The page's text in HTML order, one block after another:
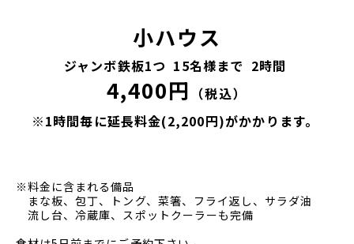
小ハウス
ジャンボ鉄板1つ 15名様まで 2時間
4,400円
※1時間毎に延長料金(2,200円)がかかります。
※料金に含まれる備品
まな板、包丁、トング、菜箸、フライ返し、サラダ油
流し台、冷蔵庫、スポットクーラーも完備